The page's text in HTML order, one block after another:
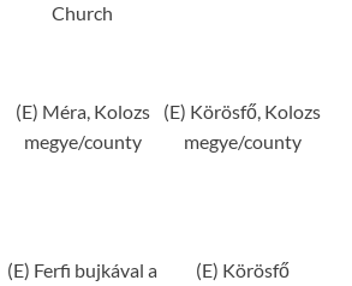
Church
(E) Méra, Kolozs
megye/county
(E) Körösfő, Kolozs
megye/county
(E) Ferfi bujkával a
(E) Körösfő